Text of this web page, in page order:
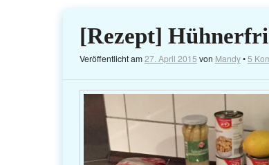
[Rezept]
Veröffentlicht am27. April 2015 von Mandy•5